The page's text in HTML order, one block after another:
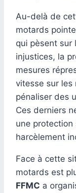
Au-delà de
motards
qui pèsent sur
injustices, la
mesures
vitesse sur les
pénaliser des
Ces derniers
une protection
harcèlement
Face à cette
motards est
FFMC a